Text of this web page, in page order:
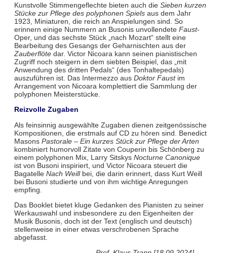
Kunstvolle Stimmengeflechte bieten auch die Sieben kurzen
Stücke zur Pflege des polyphonen Spielsaus dem Jahr
1923, Miniaturen, die reich an Anspielungen sind. So
erinnern einige Nummern an Busonis unvollendete Faust-
Oper, und das sechste Stück „nach Mozart“ stellt eine
Bearbeitung des Gesangs der Geharnischten aus der
Zauberflötedar. Victor Nicoara kann seinen pianistischen
Zugriff noch steigern in dem siebten Beispiel, das „mit
Anwendung des dritten Pedals“ (des Tonhaltepedals)
auszuführen ist. Das Intermezzo aus Doktor Faustim
Arrangement von Nicoara komplettiert die Sammlung der
polyphonen Meisterstücke.
Reizvolle Zugaben
Als feinsinnig ausgewählte Zugaben dienen zeitgenössische
Kompositionen, die erstmals auf CD zu hören sind. Benedict
Masons Pastorale – Ein kurzes Stück zur Pflege der Arten
kombiniert humorvoll Zitate von Couperin bis Schönberg zu
einem polyphonen Mix, Larry Sitskys Nocturne Canonique
ist von Busoni inspiriert, und Victor Nicoara steuert die
Bagatelle Nach Weillbei, die darin erinnert, dass Kurt Weill
bei Busoni studierte und von ihm wichtige Anregungen
empfing.
Das Booklet bietet kluge Gedanken des Pianisten zu seiner
Werkauswahl und insbesondere zu den Eigenheiten der
Musik Busonis, doch ist der Text (englisch und deutsch)
stellenweise in einer etwas verschrobenen Sprache
abgefasst.